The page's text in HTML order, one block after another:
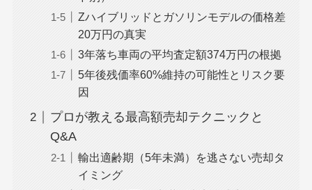
Zハイブリッドとガソリンモデルの価格差
20万円の真実
3年落ち車両の平均査定額374万円の根拠
5年後残価率60%維持の可能性とリスク要
因
プロが教える最高額売却テクニックと
Q&A
輸出適齢期（5年未満）を逃さない売却タ
イミング